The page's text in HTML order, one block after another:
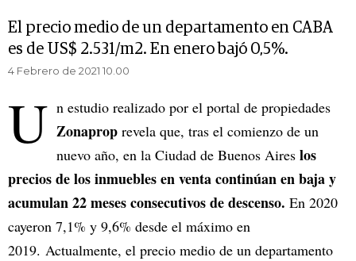
El precio medio de un departamento en CABA
es de US$ 2.531/m2. En enero bajó 0,5%.
4 Febrero de 2021 10.00
U n estudio realizado por el portal de propiedades
Zonaprop revela que, tras el comienzo de un
nuevo año, en la Ciudad de Buenos Aires los
precios de los inmuebles en venta continúan en baja y
acumulan 22 meses consecutivos de descenso. En 2020
cayeron 7,1% y 9,6% desde el máximo en
2019. Actualmente, el precio medio de un departamento